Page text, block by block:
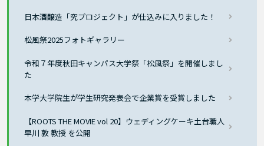
日本酒醸造「究プロジェクト」が仕込みに入りました！
松風祭2025フォトギャラリー
令和７年度秋田キャンパス大学祭「松風祭」を開催しまし
た
本学大学院生が学生研究発表会で企業賞を受賞しました
【ROOTS THE MOVIE vol 20】ウェディングケーキ土台職人
早川 敦 教授 を公開